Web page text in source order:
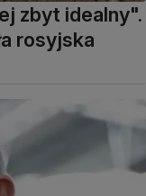
zbyt idealny".
rosyjska